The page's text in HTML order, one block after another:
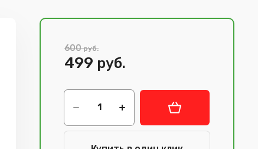
600 руб.
499 руб.